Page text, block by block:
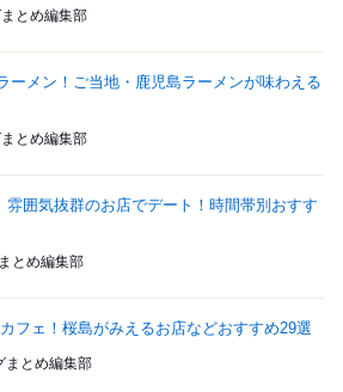
とめ編集部
ーメン！ご当地・鹿児島ラーメンが味わえる
とめ編集部
雰囲気抜群のお店でデート！時間帯別おすす
とめ編集部
フェ！桜島がみえるお店などおすすめ29選
まとめ編集部